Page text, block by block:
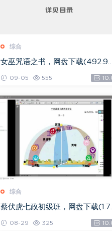
综合
女巫咒语之书，网盘下载
09-05 555
综合
蔡伏虎七政初级班，网盘下载
08-29 325